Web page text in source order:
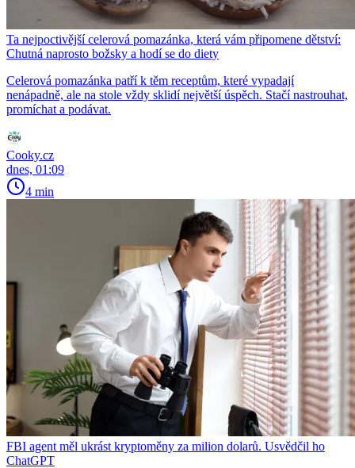
Ta nejpoctivější celerová pomazánka, která vám připomene dětství:
Chutná naprosto božsky a hodí se do diety
Celerová pomazánka patří k těm receptům, které vypadají
nenápadně, ale na stole vždy sklidí největší úspěch. Stačí nastrouhat,
promíchat a podávat.
Cooky.cz
dnes, 01:09
4 min
FBI agent měl ukrást kryptoměny za milion dolarů. Usvědčil ho
ChatGPT